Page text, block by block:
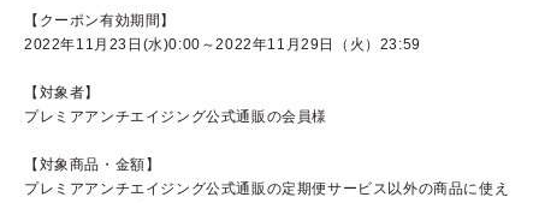
ベストコスメ受賞歴
CANADELのこだわり
【クーポン有効期間】
2022年11月23日(水)0:00～2022年11月29日（火）23:59
【対象者】
プレミアアンチエイジング公式通販の会員様
【対象商品・金額】
プレミアアンチエイジング公式通販の定期便サービス以外の商品に使え